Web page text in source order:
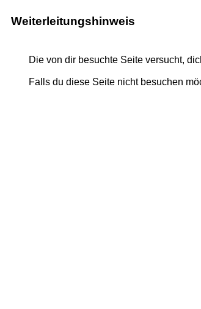
Weiterleitungshinweis
Die von dir besuchte Seite versucht,
Falls du diese Seite nicht besuchen